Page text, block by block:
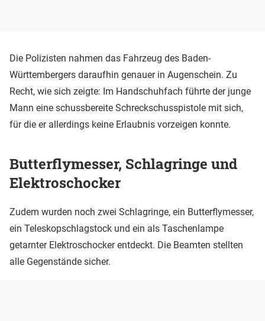
Die Polizisten nahmen das Fahrzeug des Baden-
Württembergers daraufhin genauer in Augenschein. Zu
Recht, wie sich zeigte: Im Handschuhfach führte der junge
Mann eine schussbereite Schreckschusspistole mit sich,
für die er allerdings keine Erlaubnis vorzeigen konnte.
Butterflymesser, Schlagringe und
Elektroschocker
Zudem wurden noch zwei Schlagringe, ein Butterflymesser,
ein Teleskopschlagstock und ein als Taschenlampe
getarnter Elektroschocker entdeckt. Die Beamten stellten
alle Gegenstände sicher.